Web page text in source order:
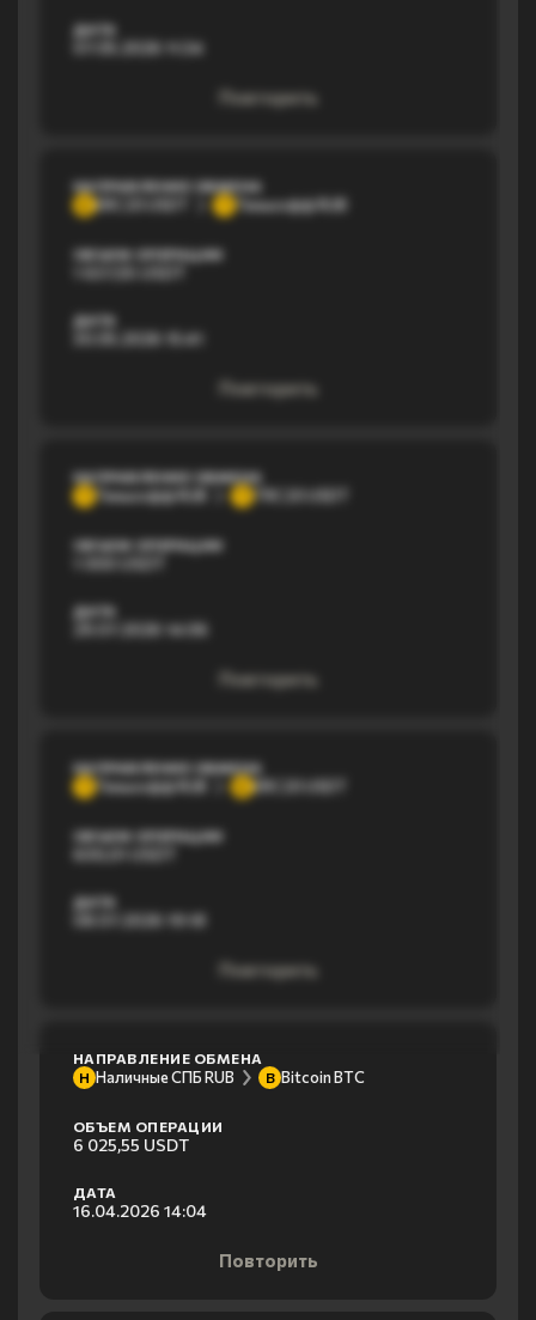
ДАТА
07.05.2026 11:34
Повторить
НАПРАВЛЕНИЕ ОБМЕНА
ERC20 USDT Тинькофф RUB
ОБЪЕМ ОПЕРАЦИИ
ДАТА
30.05.2026 15:41
Повторить
НАПРАВЛЕНИЕ ОБМЕНА
Т
Тинькофф RUB
ОБЪЕМ ОПЕРАЦИИ
ДАТА
29.07.2026 14:06
Повторить
НАПРАВЛЕНИЕ ОБМЕНА
Т
Тинькофф RUB ERC20 USDT
ОБЪЕМ ОПЕРАЦИИ
ДАТА
08.07.2026 19:18
Повторить
НАПРАВЛЕНИЕ ОБМЕНА
Н Наличные СПБ RUB B Bitcoin BTC
ОБЪЕМ ОПЕРАЦИИ
6 025,55 USDT
ДАТА
16.04.2026 14:04
Повторить